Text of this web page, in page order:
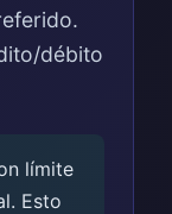
débito
límite
Esto